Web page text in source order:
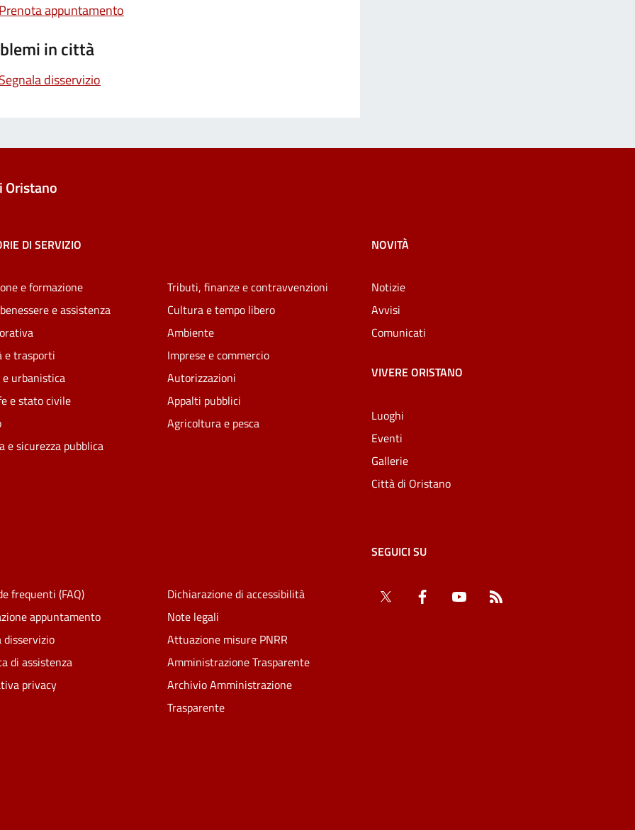
appuntamento
in città
disservizio
Oristano
DI SERVIZIO
e formazione
e assistenza
e trasporti
urbanistica
e stato civile
e sicurezza pubblica
Tributi, finanze e contravvenzioni
Cultura e tempo libero
Ambiente
Imprese e commercio
Autorizzazioni
Appalti pubblici
Agricoltura e pesca
NOVITÀ
Notizie
Avvisi
Comunicati
VIVERE ORISTANO
Luoghi
Eventi
Gallerie
Città di Oristano
frequenti (FAQ)
appuntamento
disservizio
di assistenza
privacy
Dichiarazione di accessibilità
Note legali
Attuazione misure PNRR
Amministrazione Trasparente
Archivio Amministrazione
Trasparente
SEGUICI SU
Twitter Facebook YouTube